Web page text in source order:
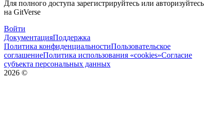
Для полного доступа зарегистрируйтесь или авторизуйтесь
на GitVerse
Войти
ДокументацияПоддержка
Политика конфиденциальностиПользовательское
соглашениеПолитика использования «cookies»Согласие
субъекта персональных данных
2026 ©